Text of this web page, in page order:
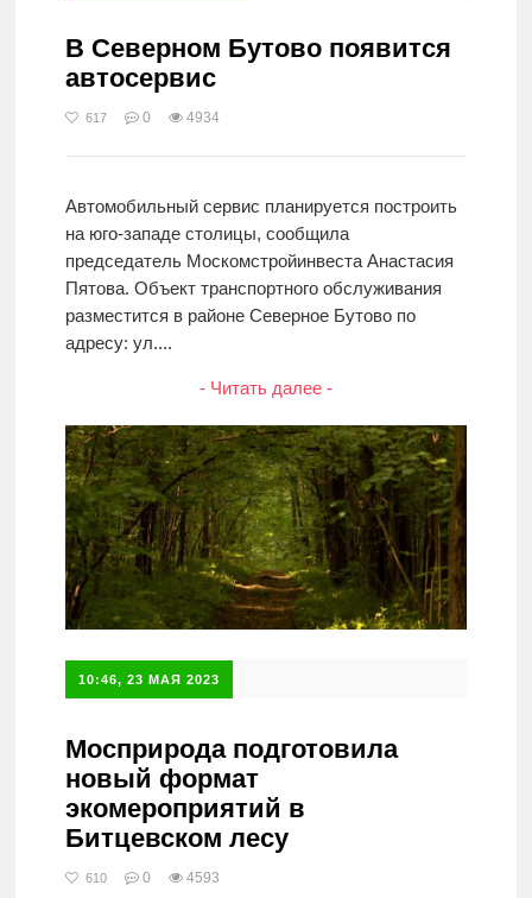
В Северном Бутово появится
автосервис
617 0 4934
Автомобильный сервис планируется построить
на юго-западе столицы, сообщила
председатель Москомстройинвеста Анастасия
Пятова. Объект транспортного обслуживания
разместится в районе Северное Бутово по
адресу: ул....
- Читать далее -
10:46, 23 МАЯ 2023
Мосприрода подготовила
новый формат
экомероприятий в
Битцевском лесу
610 0 4593